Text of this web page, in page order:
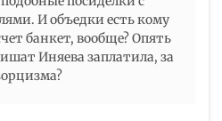
И объедки есть кому
банкет, вообще? Опять
Иняева заплатила, за